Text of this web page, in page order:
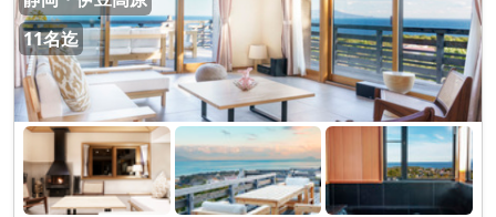
11名迄